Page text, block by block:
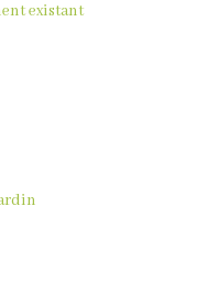
existant